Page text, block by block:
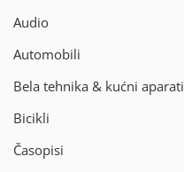
Audio
Automobili
Bela tehnika & kućni aparati
Bicikli
Časopisi